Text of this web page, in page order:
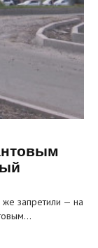
запретили — на